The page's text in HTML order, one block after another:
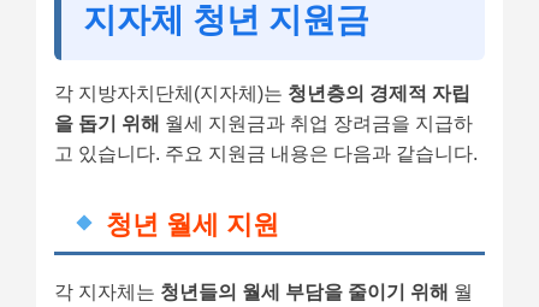
지자체 청년 지원금
각 지방자치단체(지자체)는 청년층의 경제적 자립
을 돕기 위해 월세 지원금과 취업 장려금을 지급하
고 있습니다. 주요 지원금 내용은 다음과 같습니다.
청년 월세 지원
각 지자체는 청년들의 월세 부담을 줄이기 위해 월